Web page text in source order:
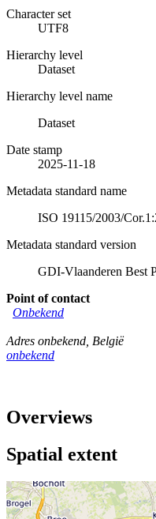
Character set
UTF8
Hierarchy level
Dataset
Hierarchy level name
Dataset
Date stamp
2025-11-18
Metadata standard name
ISO 19115/2003/
Metadata standard version
GDI-Vlaanderen Best
Point of contact
Onbekend
Adres onbekend België
onbekend
Overviews
Spatial extent